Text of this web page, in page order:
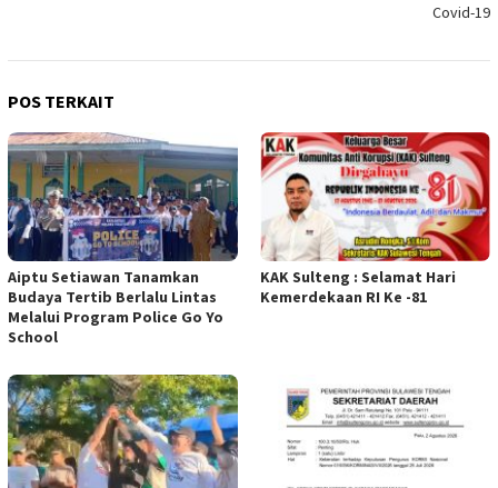
Covid-19
POS TERKAIT
Aiptu Setiawan Tanamkan
Budaya Tertib Berlalu Lintas
Melalui Program Police Go Yo
School
KAK Sulteng : Selamat Hari
Kemerdekaan RI Ke -81